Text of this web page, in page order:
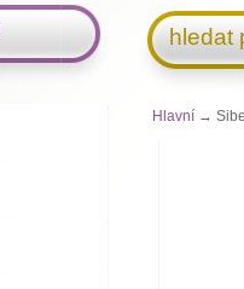
hledat
Hlavní →